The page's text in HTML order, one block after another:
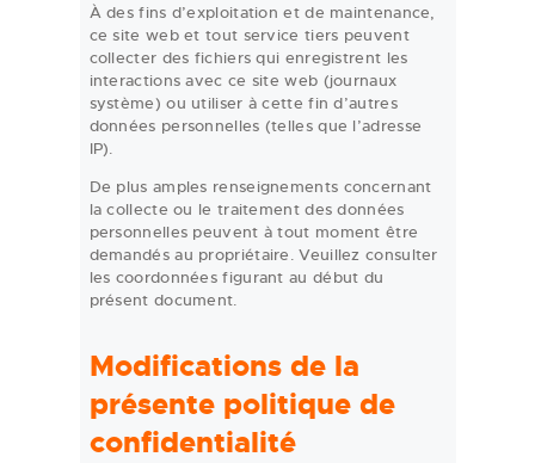
À des fins d’exploitation et de maintenance,
ce site web et tout service tiers peuvent
collecter des fichiers qui enregistrent les
interactions avec ce site web (journaux
système) ou utiliser à cette fin d’autres
données personnelles (telles que l’adresse
IP).
De plus amples renseignements concernant
la collecte ou le traitement des données
personnelles peuvent à tout moment être
demandés au propriétaire. Veuillez consulter
les coordonnées figurant au début du
présent document.
Modifications de la
présente politique de
confidentialité